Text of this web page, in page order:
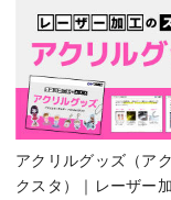
アクリルグッズ（ア
クスタ）｜レーザー